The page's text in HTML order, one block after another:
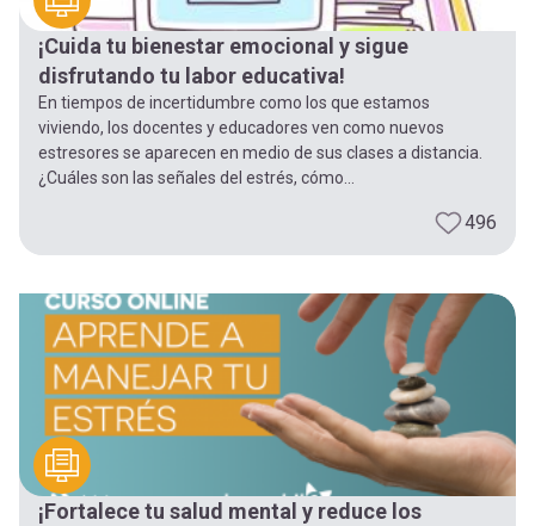
¡Cuida tu bienestar emocional y sigue
disfrutando tu labor educativa!
En tiempos de incertidumbre como los que estamos
viviendo, los docentes y educadores ven como nuevos
estresores se aparecen en medio de sus clases a distancia.
¿Cuáles son las señales del estrés, cómo...
496
¡Fortalece tu salud mental y reduce los